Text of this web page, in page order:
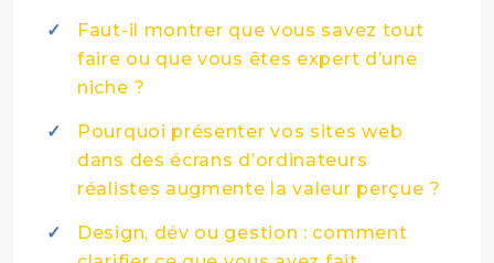
Faut-il montrer que vous savez tout
faire ou que vous êtes expert d’une
niche ?
Pourquoi présenter vos sites web
dans des écrans d’ordinateurs
réalistes augmente la valeur perçue ?
Design, dév ou gestion : comment